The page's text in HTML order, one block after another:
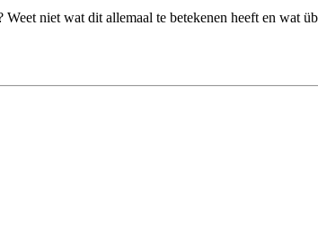
niet wat dit allemaal te betekenen heeft en